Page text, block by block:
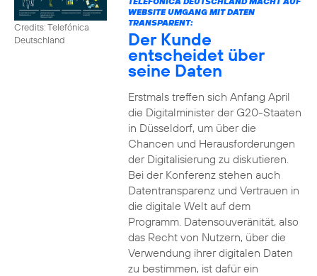
Credits: Telefónica
Deutschland
WEBSITE UMGANG MIT DATEN
TRANSPARENT:
Der Kunde
entscheidet über
seine Daten
Erstmals treffen sich Anfang April
die Digitalminister der G20-Staaten
in Düsseldorf, um über die
Chancen und Herausforderungen
der Digitalisierung zu diskutieren.
Bei der Konferenz stehen auch
Datentransparenz und Vertrauen in
die digitale Welt auf dem
Programm. Datensouveränität, also
das Recht von Nutzern, über die
Verwendung ihrer digitalen Daten
zu bestimmen, ist dafür ein